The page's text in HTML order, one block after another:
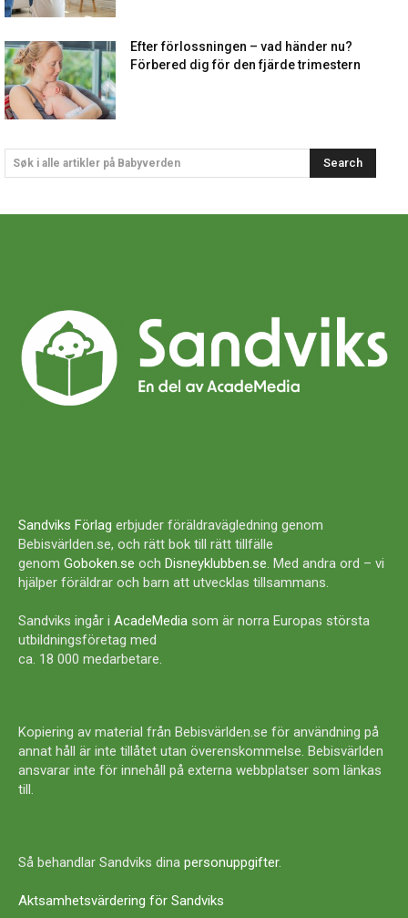
Efter förlossningen – vad händer nu?
Förbered dig för den fjärde trimestern
Søk i alle artikler på Babyverden Search
Sandviks Förlag erbjuder föräldravägledning genom
Bebisvärlden.se, och rätt bok till rätt tillfälle
genom Goboken.se och Disneyklubben.se. Med andra ord – vi
hjälper föräldrar och barn att utvecklas tillsammans.
Sandviks ingår i AcadeMedia som är norra Europas största
utbildningsföretag med
ca. 18 000 medarbetare.
Kopiering av material från Bebisvärlden.se för användning på
annat håll är inte tillåtet utan överenskommelse. Bebisvärlden
ansvarar inte för innehåll på externa webbplatser som länkas
till.
Så behandlar Sandviks dina personuppgifter.
Aktsamhetsvärdering för Sandviks